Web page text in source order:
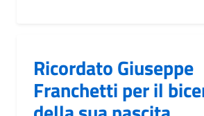
Ricordato Giuseppe
Franchetti per il